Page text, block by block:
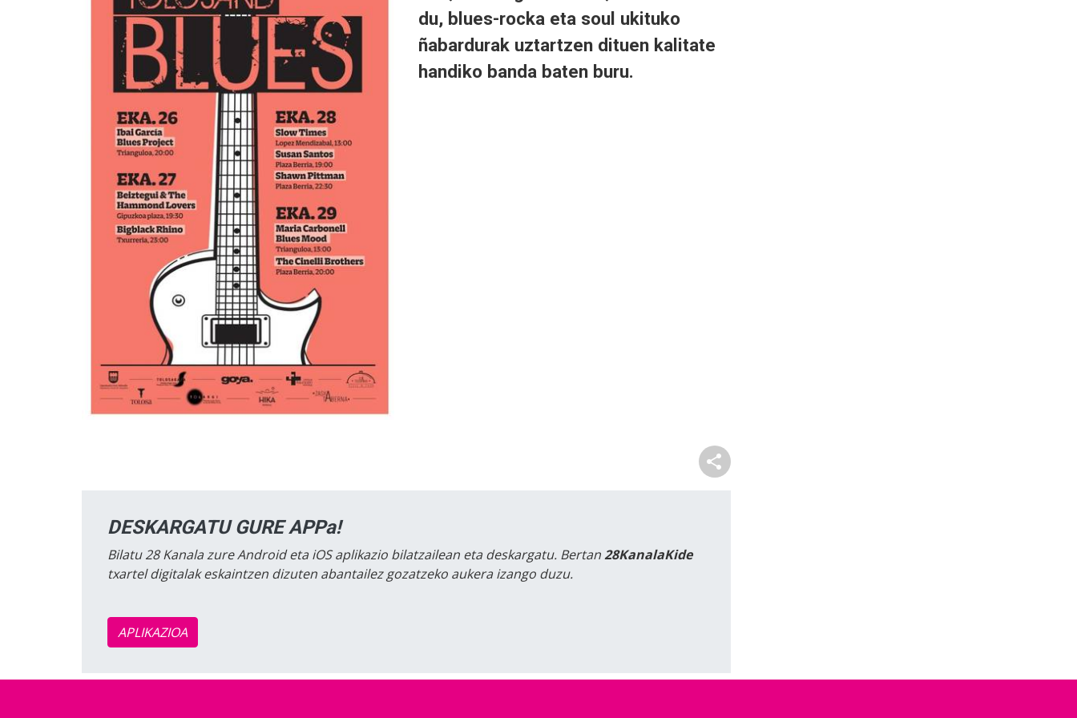
du, blues-rocka eta soul ukituko
ñabardurak uztartzen dituen kalitate
handiko banda baten buru.
DESKARGATU GURE APPa!
Bilatu 28 Kanala zure Android eta iOS aplikazio bilatzailean eta deskargatu. Bertan28KanalaKide
txartel digitalak eskaintzen dizuten abantailez gozatzeko aukera izango duzu.
APLIKAZIOA